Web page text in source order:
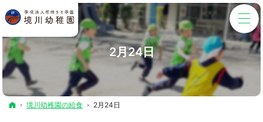
2月24日
ホーム
境川幼稚園の給食 2月24日